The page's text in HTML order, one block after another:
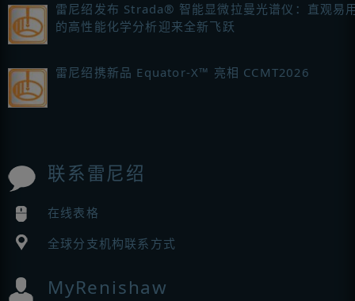
雷尼绍发布 Strada® 智能显微拉曼光谱仪：直观易
的高性能化学分析迎来全新飞跃
雷尼绍携新品 Equator-X™ 亮相 CCMT2026
联系雷尼绍
在线表格
全球分支机构联系方式
MyRenishaw